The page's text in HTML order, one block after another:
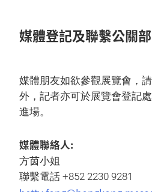
媒體登記及聯繫公關部
媒體朋友如欲參觀展覽會，
外，記者亦可於展覽會登記
進場。
媒體聯絡人:
方茵小姐
聯繫電話 +852 2230 9281